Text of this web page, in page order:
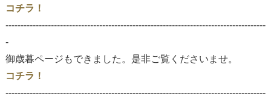
コチラ！
--------------------------------------------------------------------------------------
-
御歳暮ページもできました。是非ご覧くださいませ。
コチラ！
--------------------------------------------------------------------------------------